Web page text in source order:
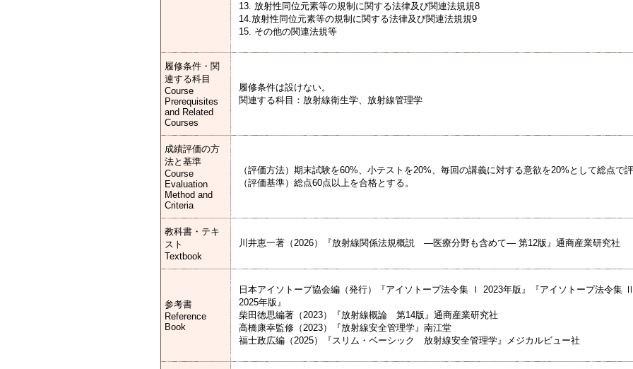
13. 放射性同位元素等の規制に関する法律及び関連法規規8
14.放射性同位元素等の規制に関する法律及び関連法規規9
15. その他の関連法規等
履修条件・関
連する科目
Course
Prerequisites
and Related
Courses
履修条件は設けない。
関連する科目：放射線衛生学、放射線管理学
成績評価の方
法と基準
Course
Evaluation
Method and
Criteria
（評価方法）期末試験を60%、小テストを20%、毎回の講義に対する意欲を20%として総点で
（評価基準）総点60点以上を合格とする。
教科書・テキ
スト
Textbook
川井恵一著（2026）『放射線関係法規概説 ―医療分野も含めて― 第12版』通商産業研究社
参考書
Reference
Book
日本アイソトープ協会編（発行）『アイソトープ法令集 Ⅰ 2023年版』『アイソトープ法令
2025年版』
柴田徳思編著（2023）『放射線概論 第14版』通商産業研究社
高橋康幸監修（2023）『放射線安全管理学』南江堂
福士政広編（2025）『スリム・ベーシック 放射線安全管理学』メジカルビュー社